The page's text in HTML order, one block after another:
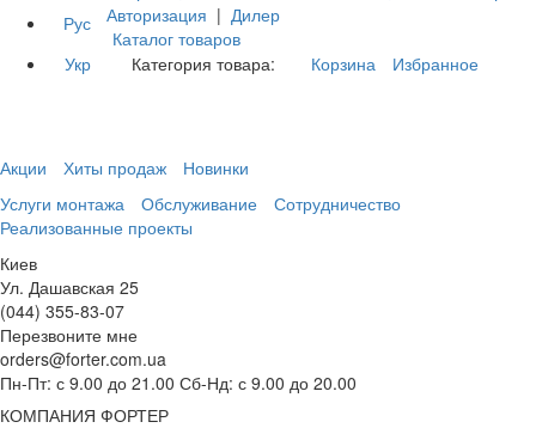
Рус
Укр
Авторизация | Дилер
Каталог товаров
Категория товара:
Корзина Избранное
Акции Хиты продаж
Новинки
Услуги монтажа
Обслуживание
Сотрудничество
Реализованные проекты
Киев
Ул. Дашавская 25
(044) 355-83-07
Перезвоните мне
orders@forter.com.ua
Пн-Пт: с 9.00 до 21.00 Сб-Нд: с 9.00 до 20.00
КОМПАНИЯ ФОРТЕР